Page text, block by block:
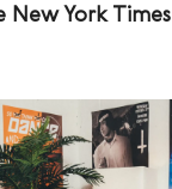
New York Times